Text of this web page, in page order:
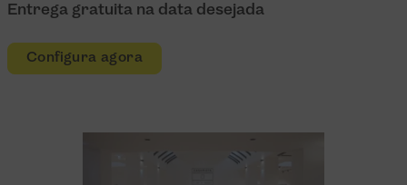
Entrega gratuita na data desejada
Configura agora